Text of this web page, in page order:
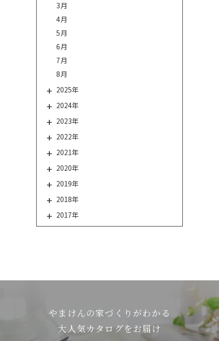
3月
4月
5月
6月
7月
8月
2025年
2024年
2023年
2022年
2021年
2020年
2019年
2018年
2017年
やまけんの家づくりがわかる
⼤⼈気カタログをお届け